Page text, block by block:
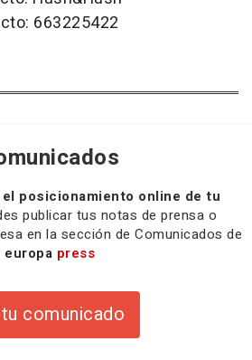
663225422
posicionamiento online de tu
publicar tus notas de prensa o
en la sección de Comunicados de
europa press
comunicado